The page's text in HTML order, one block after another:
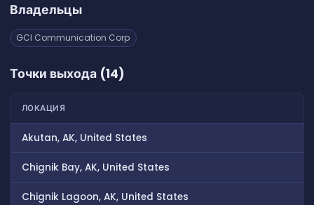
Владельцы
GCI Communication Corp
Точки выхода (14)
ЛОКАЦИЯ
Akutan, AK, United States
Chignik Bay, AK, United States
Chignik Lagoon, AK, United States